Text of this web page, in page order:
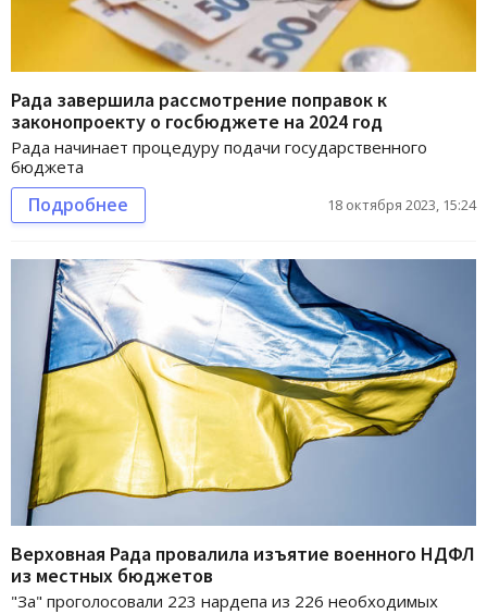
Рада завершила рассмотрение поправок к
законопроекту о госбюджете на 2024 год
Рада начинает процедуру подачи государственного
бюджета
Подробнее 18 октября 2023, 15:24
Верховная Рада провалила изъятие военного НДФЛ
из местных бюджетов
"За" проголосовали 223 нардепа из 226 необходимых